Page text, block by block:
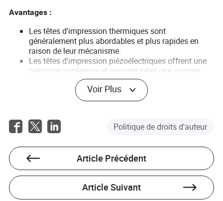
Avantages :
Les têtes d'impression thermiques sont
généralement plus abordables et plus rapides en
raison de leur mécanisme.
Les têtes d'impression piézoélectriques offrent une
précision supérieure et peuvent gérer une gamme
plus large de types d'encre.
Les têtes d'impression à jet d'encre continu
conviennent aux besoins d'impression à grande
Inconvénients :
Les têtes d'impression thermiques ne supportent pas
tous les types d'encre et pourraient être moins
durables.
Les modèles piézoélectriques peuvent être plus
coûteux à l'achat.
Les systèmes à jet d'encre continu peuvent
Voir Plus
Politique de droits d'auteur
Article Précédent
Article Suivant